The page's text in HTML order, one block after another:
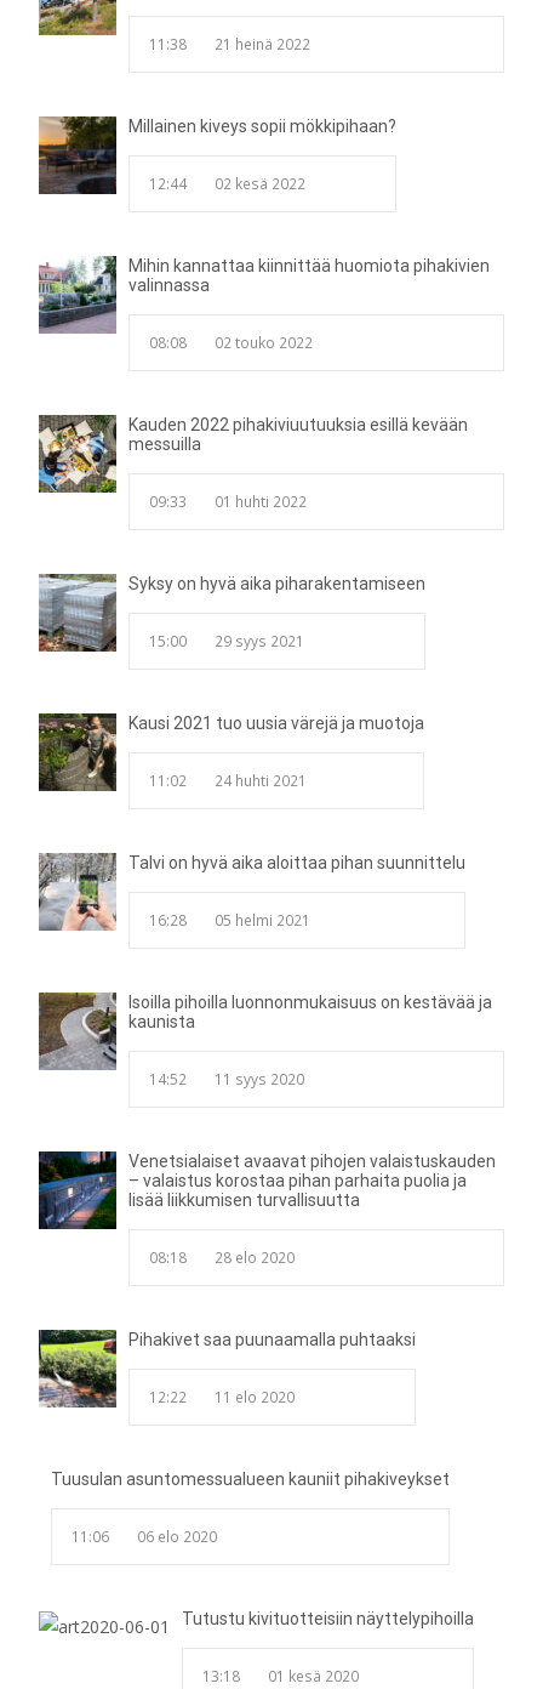
11:38 21 heinä 2022
Millainen kiveys sopii mökkipihaan?
12:44 02 kesä 2022
Mihin kannattaa kiinnittää huomiota pihakivien
valinnassa
08:08 02 touko 2022
Kauden 2022 pihakiviuutuuksia esillä kevään
messuilla
09:33 01 huhti 2022
Syksy on hyvä aika piharakentamiseen
15:00 29 syys 2021
Kausi 2021 tuo uusia värejä ja muotoja
11:02 24 huhti 2021
Talvi on hyvä aika aloittaa pihan suunnittelu
16:28 05 helmi 2021
Isoilla pihoilla luonnonmukaisuus on kestävää ja
kaunista
14:52 11 syys 2020
Venetsialaiset avaavat pihojen valaistuskauden
– valaistus korostaa pihan parhaita puolia ja
lisää liikkumisen turvallisuutta
08:18 28 elo 2020
Pihakivet saa puunaamalla puhtaaksi
12:22 11 elo 2020
Tuusulan asuntomessualueen kauniit pihakiveykset
11:06 06 elo 2020
Tutustu kivituotteisiin näyttelypihoilla
13:18 01 kesä 2020